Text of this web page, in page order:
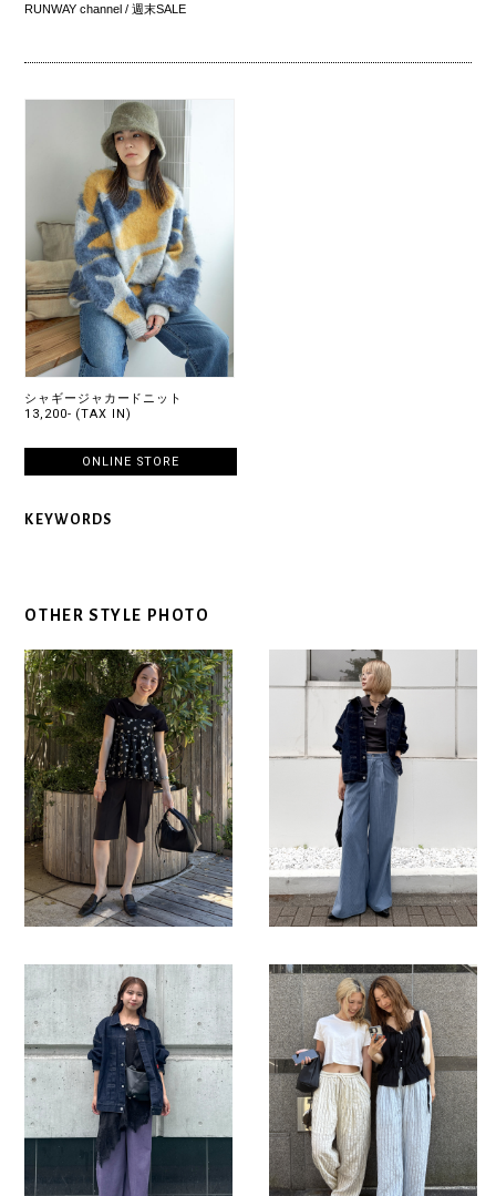
RUNWAY channel / 週末SALE
シャギージャカードニット
13,200- (TAX IN)
ONLINE STORE
KEYWORDS
OTHER STYLE PHOTO